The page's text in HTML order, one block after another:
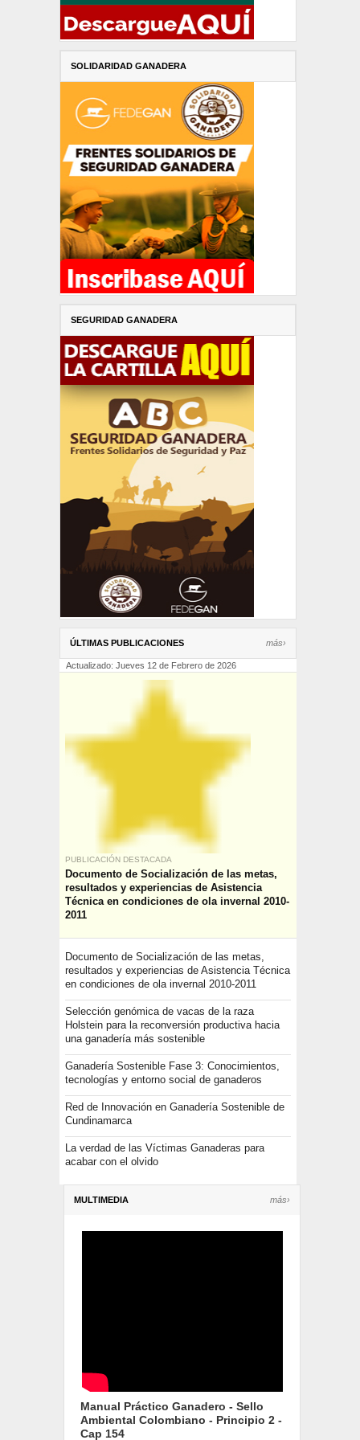
SOLIDARIDAD GANADERA
SEGURIDAD GANADERA
ÚLTIMAS PUBLICACIONES más›
Actualizado: Jueves 12 de Febrero de 2026
PUBLICACIÓN DESTACADA
Documento de Socialización de las metas,
resultados y experiencias de Asistencia
Técnica en condiciones de ola invernal 2010-
2011
Documento de Socialización de las metas,
resultados y experiencias de Asistencia Técnica
en condiciones de ola invernal 2010-2011
Selección genómica de vacas de la raza
Holstein para la reconversión productiva hacia
una ganadería más sostenible
Ganadería Sostenible Fase 3: Conocimientos,
tecnologías y entorno social de ganaderos
Red de Innovación en Ganadería Sostenible de
Cundinamarca
La verdad de las Víctimas Ganaderas para
acabar con el olvido
MULTIMEDIA más›
Manual Práctico Ganadero - Sello
Ambiental Colombiano - Principio 2 -
Cap 154